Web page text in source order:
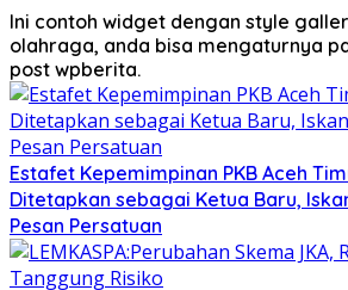
Ini contoh widget dengan style
olahraga, anda bisa mengaturnya
post wpberita.
Estafet Kepemimpinan PKB Aceh
Ditetapkan sebagai Ketua Baru,
Pesan Persatuan